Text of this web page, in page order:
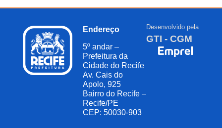
Endereço
5º andar –
Prefeitura da
Cidade do Recife
Av. Cais do
Apolo, 925
Bairro do Recife –
Recife/PE
CEP: 50030-903
Desenvolvido pela
GTI - CGM